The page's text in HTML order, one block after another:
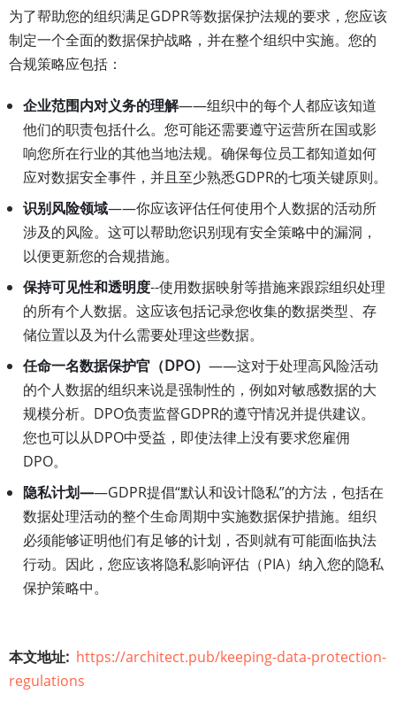
为了帮助您的组织满足GDPR等数据保护法规的要求，您应该
制定一个全面的数据保护战略，并在整个组织中实施。您的
合规策略应包括：
企业范围内对义务的理解——组织中的每个人都应该知道
他们的职责包括什么。您可能还需要遵守运营所在国或影
响您所在行业的其他当地法规。确保每位员工都知道如何
应对数据安全事件，并且至少熟悉GDPR的七项关键原则。
识别风险领域——你应该评估任何使用个人数据的活动所
涉及的风险。这可以帮助您识别现有安全策略中的漏洞，
以便更新您的合规措施。
保持可见性和透明度--使用数据映射等措施来跟踪组织处理
的所有个人数据。这应该包括记录您收集的数据类型、存
储位置以及为什么需要处理这些数据。
任命一名数据保护官（DPO） ——这对于处理高风险活动
的个人数据的组织来说是强制性的，例如对敏感数据的大
规模分析。DPO负责监督GDPR的遵守情况并提供建议。
您也可以从DPO中受益，即使法律上没有要求您雇佣
DPO。
隐私计划——GDPR提倡“默认和设计隐私”的方法，包括在
数据处理活动的整个生命周期中实施数据保护措施。组织
必须能够证明他们有足够的计划，否则就有可能面临执法
行动。因此，您应该将隐私影响评估（PIA）纳入您的隐私
保护策略中。
本文地址 https://architect.pub/keeping-data-protection-
regulations